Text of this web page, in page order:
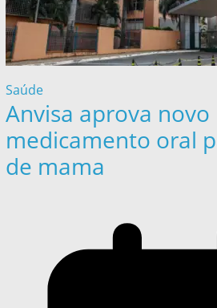
Saúde
Anvisa aprova novo
medicamento oral
de mama